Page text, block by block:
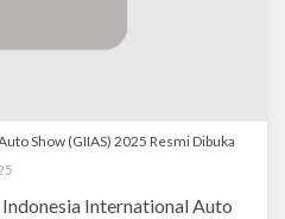
Show (GIIAS) 2025 Resmi Dibuka
International Auto